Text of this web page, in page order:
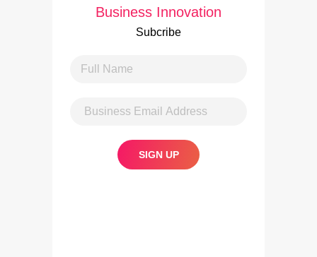
Business Innovation
Subcribe